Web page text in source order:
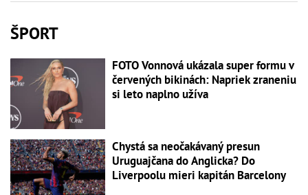
ŠPORT
FOTO Vonnová ukázala super formu v
červených bikinách: Napriek zraneniu
si leto naplno užíva
Chystá sa neočakávaný presun
Uruguajčana do Anglicka? Do
Liverpoolu mieri kapitán Barcelony